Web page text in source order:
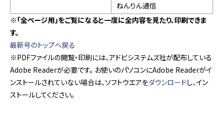
ねんりん通信
※「全ページ用」をご覧になると一度に全内容を見たり、印刷できま
す。
最新号のトップへ戻る
※PDFファイルの閲覧・印刷には、アドビシステムズ社が配布している
Adobe Readerが必要です。 お使いのパソコンにAdobe Readerがイ
ンストールされていない場合は、ソフトウエアをダウンロードし、イン
ストールしてください。